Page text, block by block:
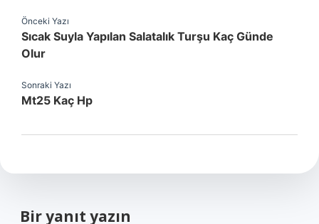
Önceki Yazı
Sıcak Suyla Yapılan Salatalık Turşu Kaç Günde
Olur
Sonraki Yazı
Mt25 Kaç Hp
Bir yanıt yazın